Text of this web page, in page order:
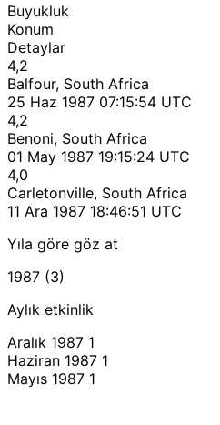
Buyukluk
Konum
Detaylar
4,2
Balfour, South Africa
25 Haz 1987 07:15:54 UTC
4,2
Benoni, South Africa
01 May 1987 19:15:24 UTC
4,0
Carletonville, South Africa
11 Ara 1987 18:46:51 UTC
Yıla göre göz at
1987 (3)
Aylık etkinlik
Aralık 1987 1
Haziran 1987 1
Mayıs 1987 1